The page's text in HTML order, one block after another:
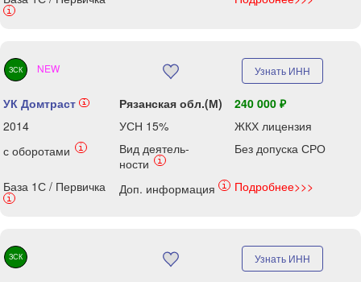
i
ЗСК NEW Узнать ИНН
УК Домтраст i Рязанская обл.(М)
240 000 ₽
2014
УСН 15%
ЖКХ лицензия
с оборотами
i
Вид деятель-
ности
i
Без допуска СРО
База 1С / Первичка
i
Доп. информация i Подробнее>>>
ЗСК Узнать ИНН